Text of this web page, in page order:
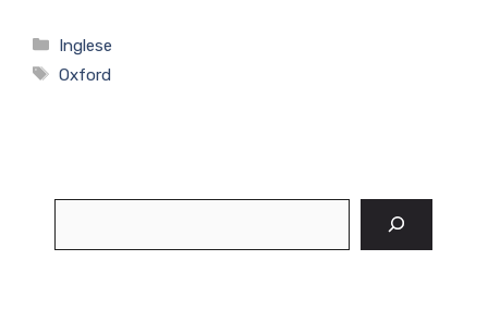
Categorie
Inglese
Tag
Oxford